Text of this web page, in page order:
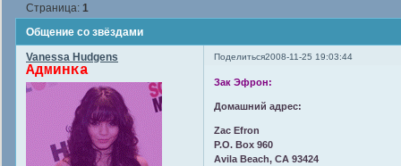
Общение со звёздами
Страница:1
Поделиться2008-11-25 19:03:44
Vanessa Hudgens
Админка
Зак Эфрон:
Домашний адрес:
Zac Efron
P.O. Box 960
Avila Beach, CA 93424